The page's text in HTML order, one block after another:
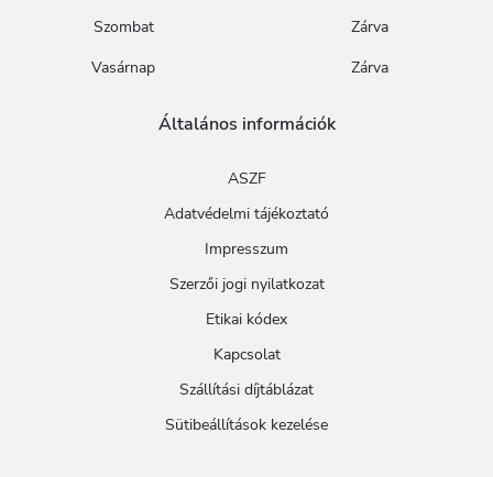
Szombat
Zárva
Vasárnap
Zárva
Általános információk
ASZF
Adatvédelmi tájékoztató
Impresszum
Szerzői jogi nyilatkozat
Etikai kódex
Kapcsolat
Szállítási díjtáblázat
Sütibeállítások kezelése